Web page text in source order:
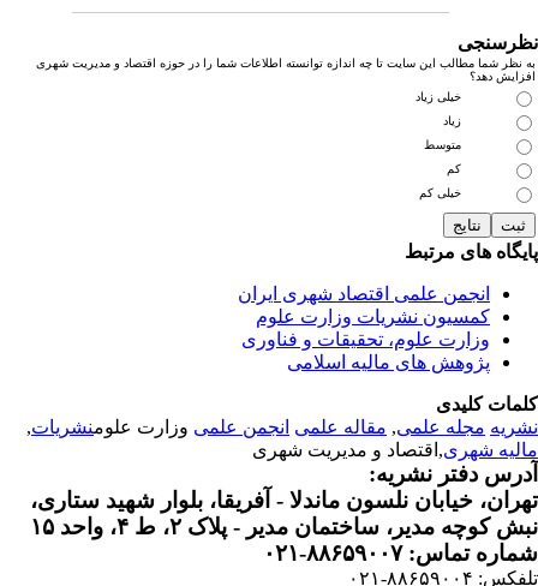
نظر شما مطالب این سایت تا چه اندازه توانسته اطلاعات شما را در حوزه اقتصاد و مدیریت شهری
دهد؟
خیلی زیاد
زیاد
متوسط
خیلی کم
های مرتبط
انجمن علمی اقتصاد شهری ایران
کمسیون نشریات وزارت علوم
وزارت علوم، تحقیقات و فناوری
پژوهش های مالیه اسلامی
کلیدی
مجله علمی, مقاله علمی انجمن علمیوزارت علومنشریات,
شهری ,اقتصاد و مدیریت شهری
دفتر نشریه:
خیابان نلسون ماندلا - آفریقا، بلوار شهید ستاری،
کوچه مدیر، ساختمان مدیر - پلاک ۲، ط ۴، واحد ۱۵
تماس: ۸۸۶۵۹۰۰۷-۰۲۱
۸۸۶۵۹۰۰۴-۰۲۱